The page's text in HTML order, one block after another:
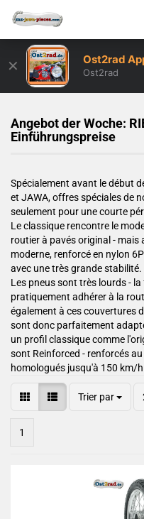
✕ Ost2rad
Ost2rad
Angebot der Woche:
Einführungspreise
Spécialement avant le début
et JAWA, offres spéciales de
seulement pour une courte
Le classique rencontre le
routier à pavés original -
moderne, renforcé en nylon
avec une très grande stabilité.
Les pneus sont très lourds -
pratiquement adhérer à la
également à ces couvertures
sont donc parfaitement
un profil classique comme
sont Reinforced - renforcés
homologués jusqu'à 150 km/
Trier par
1